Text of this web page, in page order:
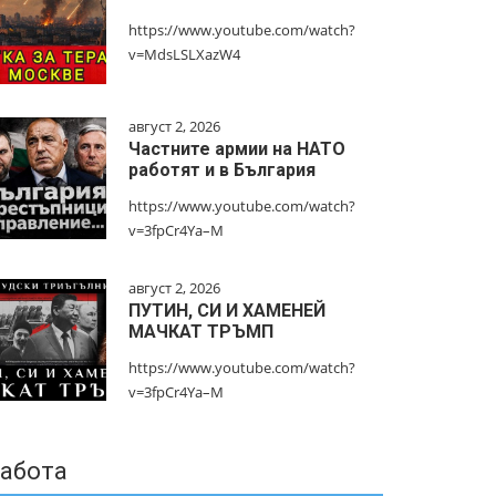
https://www.youtube.com/watch?
v=MdsLSLXazW4
август 2, 2026
Частните армии на НАТО
работят и в България
https://www.youtube.com/watch?
v=3fpCr4Ya–M
август 2, 2026
ПУТИН, СИ И ХАМЕНЕЙ
МАЧКАТ ТРЪМП
https://www.youtube.com/watch?
v=3fpCr4Ya–M